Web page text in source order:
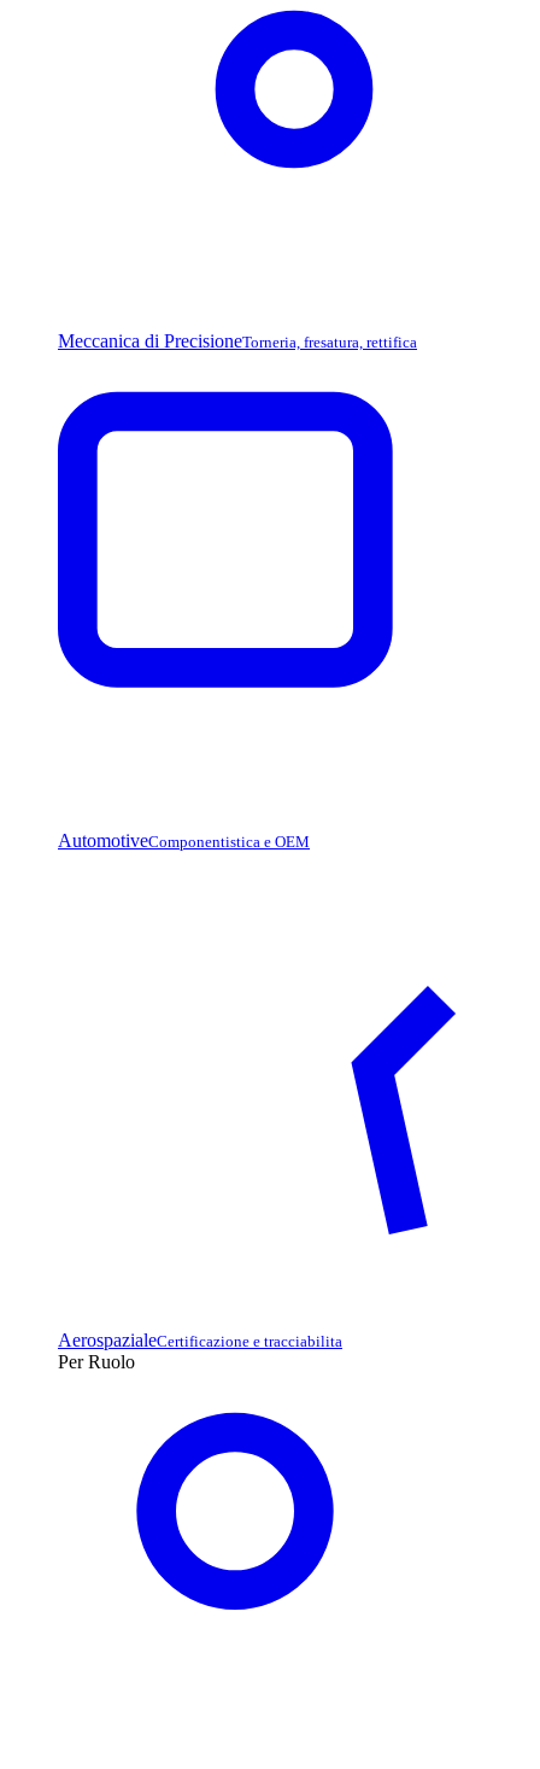
Meccanica di PrecisioneTorneria, fresatura, rettifica
AutomotiveComponentistica e OEM
AerospazialeCertificazione e tracciabilita
Per Ruolo